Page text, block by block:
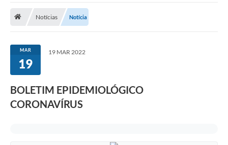
Notícias Notícia
MAR
19
19 MAR 2022
BOLETIM EPIDEMIOLÓGICO
CORONAVÍRUS